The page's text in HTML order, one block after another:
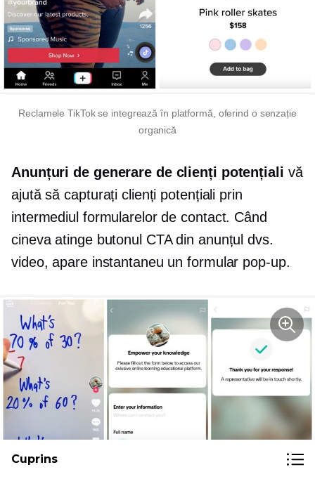
Reclamele TikTok se integrează în platformă, oferind o senzație
organică
Anunțuri de generare de clienți potențiali vă
ajută să capturați clienți potențiali prin
intermediul formularelor de contact. Când
cineva atinge butonul CTA din anunțul dvs.
video, apare instantaneu un formular pop-up.
Cuprins